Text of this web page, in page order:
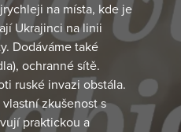
na místa, kde je
Ukrajinci na linii
Dodáváme také
ochranné sítě.
ruské invazi obstála.
zkušenost s
praktickou a